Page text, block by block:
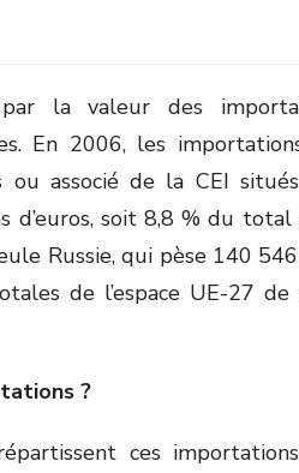
par la valeur des
En 2006, les
ou associé de la CEI
d’euros, soit 8,8 % du total
Russie, qui pèse 140
de l’espace UE-27
?
ces